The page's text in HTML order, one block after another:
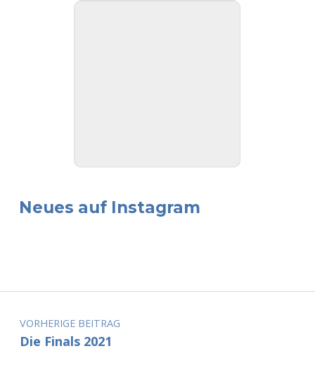
Neues auf Instagram
Beitragsnavigation
VORHERIGE BEITRAG
Die Finals 2021